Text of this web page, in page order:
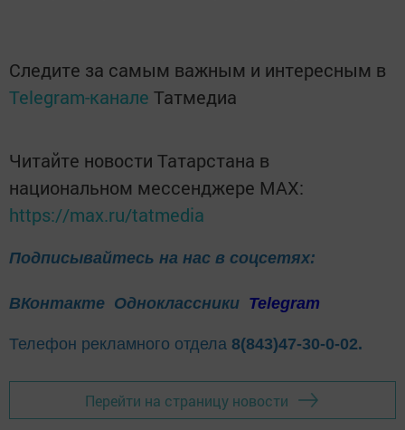
Следите за самым важным и интересным в
Telegram-канале Татмедиа
Читайте новости Татарстана в
национальном мессенджере MАХ:
https://max.ru/tatmedia
Подписывайтесь на нас в соцсетях:
ВКонтакте Одноклассники Telegram
Телефон рекламного отдела 8(843)47-30-0-02.
Перейти на страницу новости